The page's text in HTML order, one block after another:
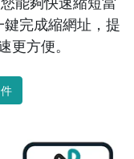
完成縮網址，提
更方便。